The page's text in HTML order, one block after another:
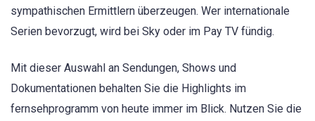
sympathischen Ermittlern überzeugen. Wer internationale
Serien bevorzugt, wird bei Sky oder im Pay TV fündig.
Mit dieser Auswahl an Sendungen, Shows und
Dokumentationen behalten Sie die Highlights im
fernsehprogramm von heute immer im Blick. Nutzen Sie die